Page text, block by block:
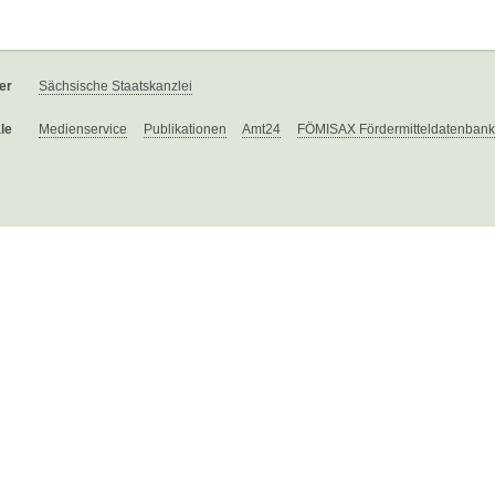
Sächsische Staatskanzlei
Medienservice Publikationen Amt24 FÖMISAX Fördermitteldatenbank